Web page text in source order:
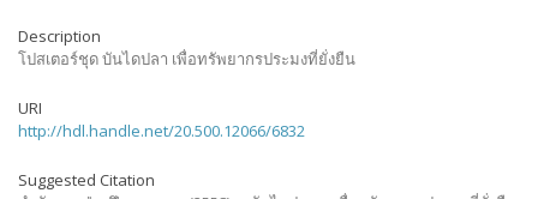
Description
โปสเตอร์ชุด บันไดปลา เพื่อทรัพยากรประมงที่ยั่งยืน
URI
http://hdl.handle.net/20.500.12066/6832
Suggested Citation